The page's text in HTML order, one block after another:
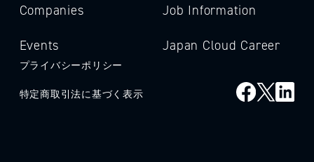
Companies
Events
Job Information
Japan Cloud Career
プライバシーポリシー
特定商取引法に基づく表示